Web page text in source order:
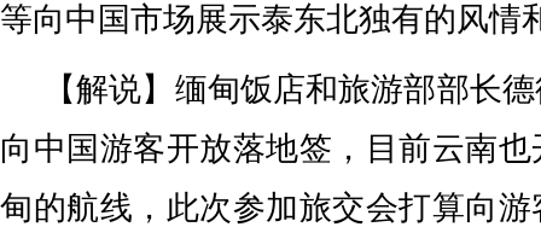
等向中国市场展示泰东北独有的风情
【解说】缅甸饭店和旅游部部长
向中国游客开放落地签，目前云南
甸的航线，此次参加旅交会打算向